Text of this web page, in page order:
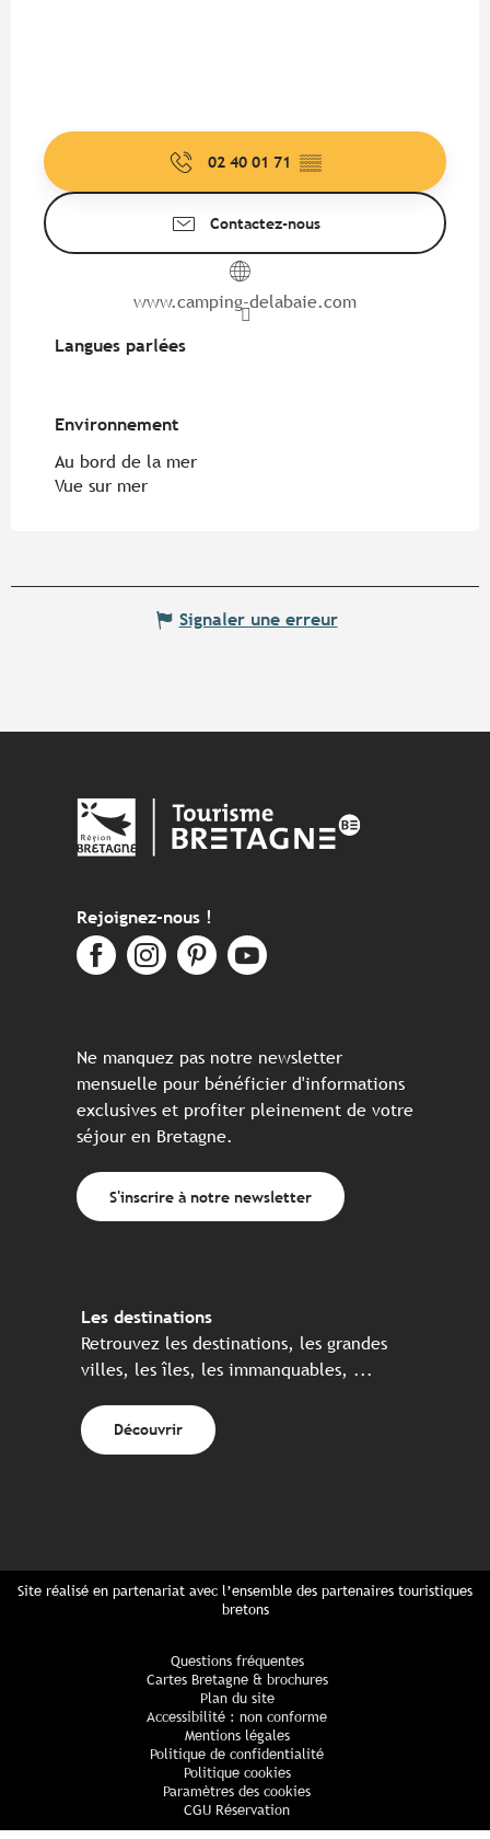
02 40 01 71 ▒▒
Contactez-nous
www.camping-delabaie.com
Langues parlées
Langues parlées
Environnement
Environnement
Au bord de la mer
Vue sur mer
Signaler une erreur
Rejoignez-nous !
Ne manquez pas notre newsletter
mensuelle pour bénéficier d'informations
exclusives et profiter pleinement de votre
séjour en Bretagne.
S'inscrire à notre newsletter
Les destinations
Retrouvez les destinations, les grandes
villes, les îles, les immanquables, ...
Découvrir
Site réalisé en partenariat avec l’ensemble des partenaires touristiques
bretons
Questions fréquentes
Cartes Bretagne & brochures
Plan du site
Accessibilité : non conforme
Mentions légales
Politique de confidentialité
Politique cookies
Paramètres des cookies
CGU Réservation